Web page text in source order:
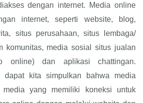
dengan internet. Media online
internet, seperti website, blog,
situs perusahaan, situs lembaga/
komunitas, media sosial situs jualan
online) dan aplikasi chattingan.
dapat kita simpulkan bahwa media
media yang memiliki koneksi untuk